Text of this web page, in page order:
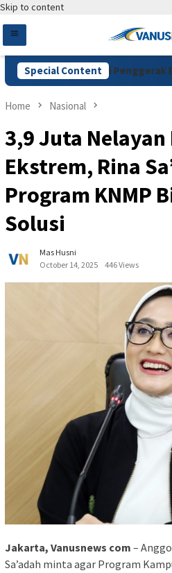
Skip to content
Special Content
Festival Jadi Penggerak
Home Nasional
3,9 Juta
Ekstrem, Rina
Program KNMP
Solusi
Mas Husni
October 14, 2025
446 Views
Jakarta, Vanusnews com –
Sa’adah minta agar Program